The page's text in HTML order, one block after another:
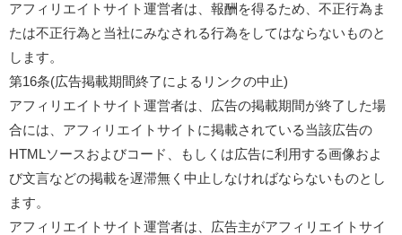
アフィリエイトサイト運営者は、報酬を得るため、不正行為ま
たは不正行為と当社にみなされる行為をしてはならないものと
します。
第16条(広告掲載期間終了によるリンクの中止)
アフィリエイトサイト運営者は、広告の掲載期間が終了した場
合には、アフィリエイトサイトに掲載されている当該広告の
HTMLソースおよびコード、もしくは広告に利用する画像およ
び文言などの掲載を遅滞無く中止しなければならないものとし
ます。
アフィリエイトサイト運営者は、広告主がアフィリエイトサイ